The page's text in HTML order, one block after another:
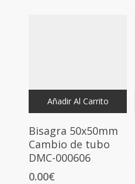
Añadir Al Carrito
Bisagra 50x50mm
Cambio de tubo
DMC-000606
0.00€